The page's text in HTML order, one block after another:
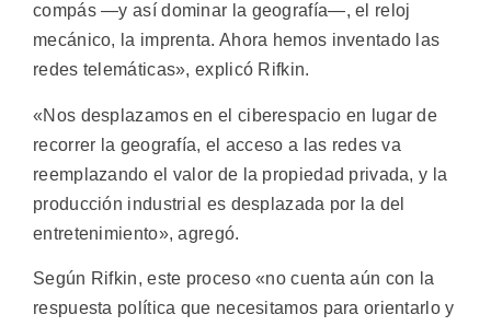
compás —y así dominar la geografía—, el reloj
mecánico, la imprenta. Ahora hemos inventado las
redes telemáticas», explicó Rifkin.
«Nos desplazamos en el ciberespacio en lugar de
recorrer la geografía, el acceso a las redes va
reemplazando el valor de la propiedad privada, y la
producción industrial es desplazada por la del
entretenimiento», agregó.
Según Rifkin, este proceso «no cuenta aún con la
respuesta política que necesitamos para orientarlo y